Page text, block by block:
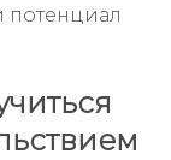
потенциал